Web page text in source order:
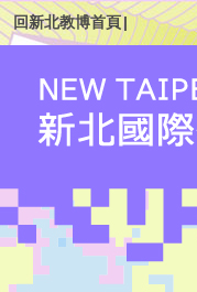
回新北教博首頁|